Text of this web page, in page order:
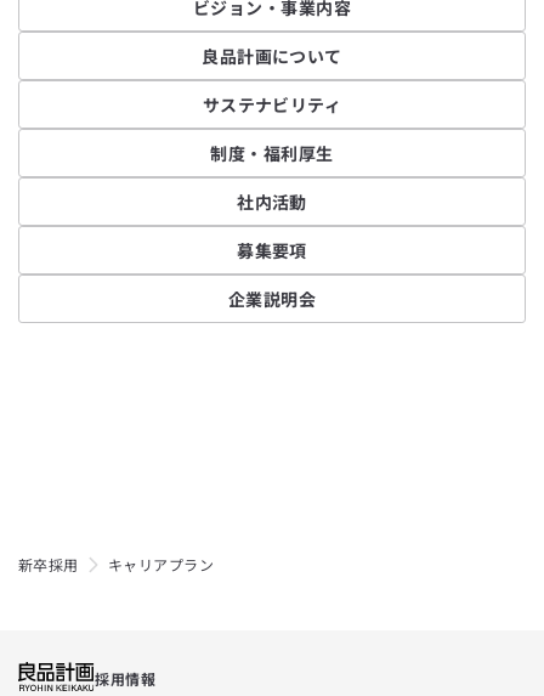
ビジョン・事業内容
良品計画について
サステナビリティ
制度・福利厚生
社内活動
募集要項
企業説明会
新卒採用 キャリアプラン
採用情報